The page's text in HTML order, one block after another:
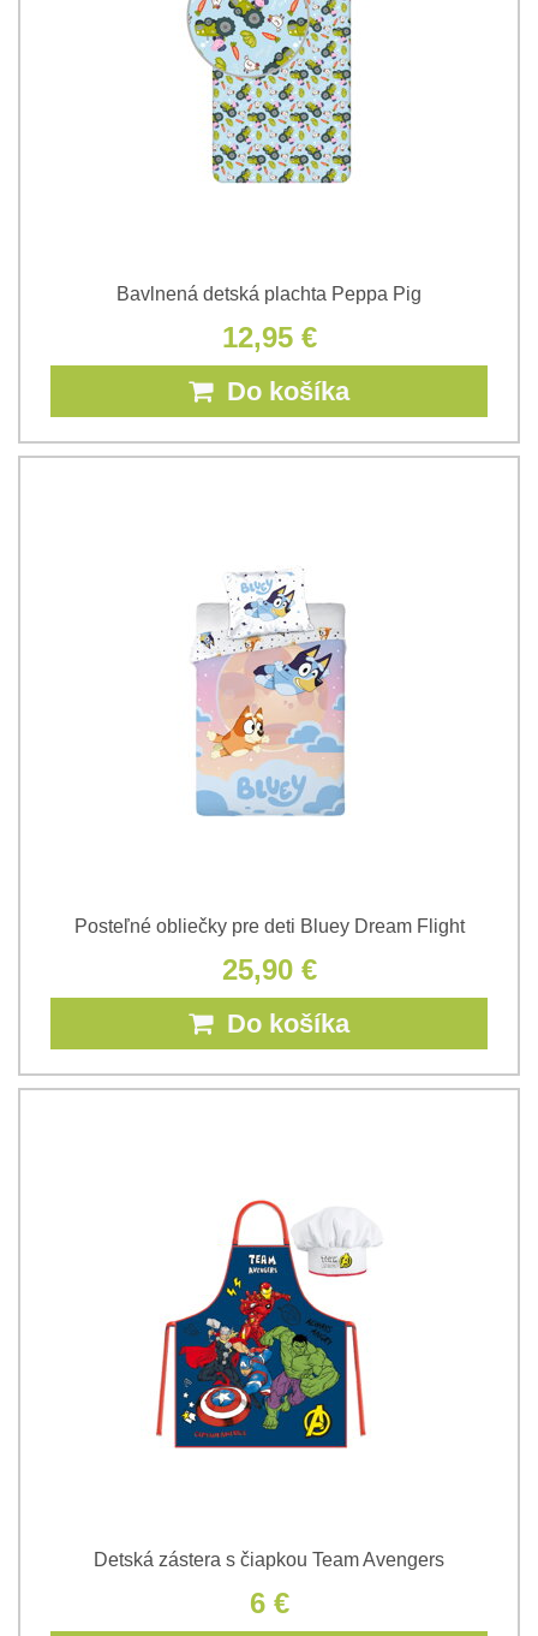
Bavlnená detská plachta Peppa Pig
12,95 €
Do košíka
Posteľné obliečky pre deti Bluey Dream Flight
25,90 €
Do košíka
Detská zástera s čiapkou Team Avengers
6 €